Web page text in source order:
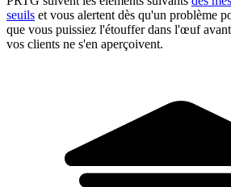
seuils et vous alertent dès qu'un problème
que vous puissiez l'étouffer dans l'œuf
vos clients ne s'en aperçoivent.